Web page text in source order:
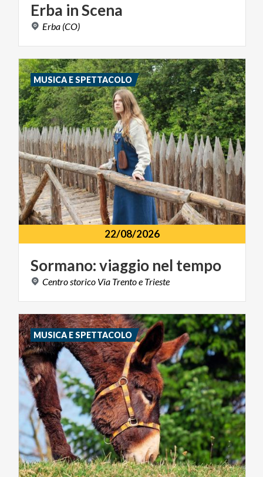
Erba inScena
Erba (CO)
22/08/2026
Sormano:viaggio nel tempo
Centro storico Via Trentoe Trieste
MUSICA E SPETTACOLO
MUSICA E SPETTACOLO